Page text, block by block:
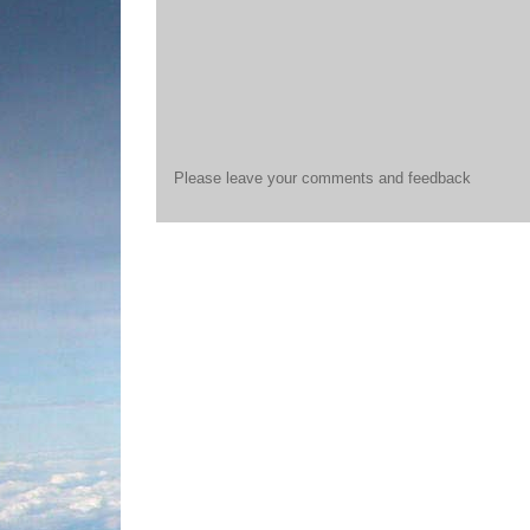
Please leave your comments and feedback